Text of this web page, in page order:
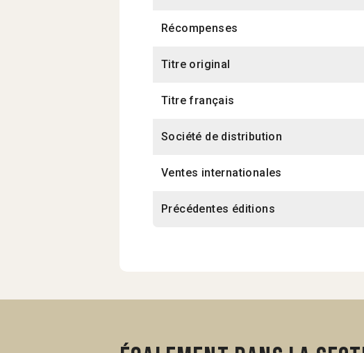
Récompenses
Titre original
Titre français
Société de distribution
Ventes internationales
Précédentes éditions